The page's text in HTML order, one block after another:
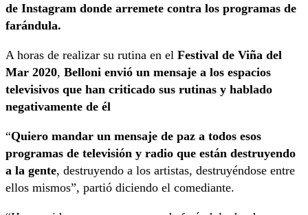
de Instagram donde arremete contra los programas de
farándula.
A horas de realizar su rutina en el Festival de Viña del
Mar 2020, Belloni envió un mensaje a los espacios
televisivos que han criticado sus rutinas y hablado
negativamente de él
“Quiero mandar un mensaje de paz a todos esos
programas de televisión y radio que están destruyendo
a la gente, destruyendo a los artistas, destruyéndose entre
ellos mismos”, partió diciendo el comediante.